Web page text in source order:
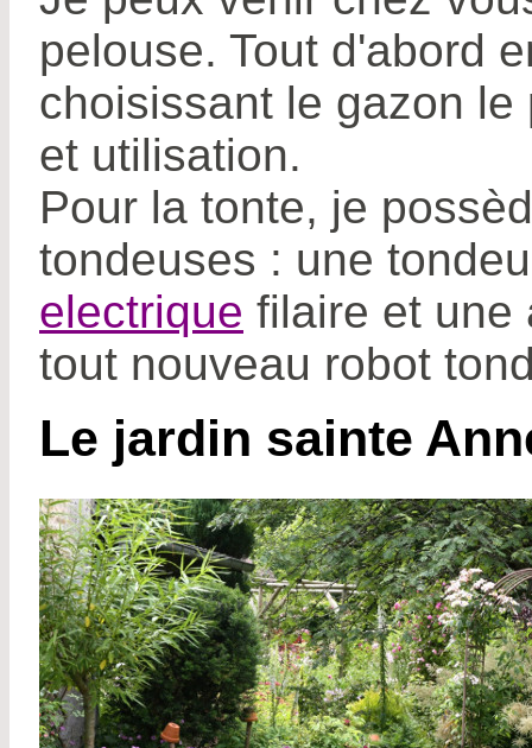
pelouse. Tout d'abord
choisissant le gazon
et utilisation.
Pour la tonte, je
tondeuses : une
electrique filaire et une
tout nouveau robot
Le jardin sainte